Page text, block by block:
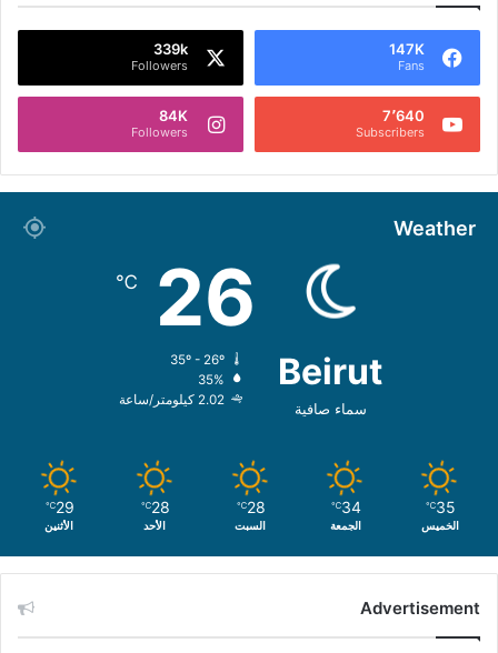
147K
Fans
339k
Followers
7٬640
Subscribers
84K
Followers
Weather
Beirut
سماء صافية
26
℃
35%
2.02 كيلومتر/ساعة
35
℃
الخميس
34
℃
الجمعة
28
℃
السبت
28
℃
الأحد
29
℃
الأثنين
Advertisement